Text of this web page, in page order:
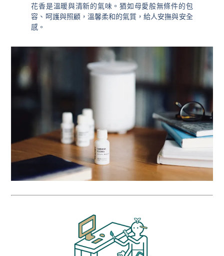
花香是溫暖與清新的氣味。猶如母愛般無條件的包
容、呵護與照顧，溫馨柔和的氣質，給人安撫與安全
感。